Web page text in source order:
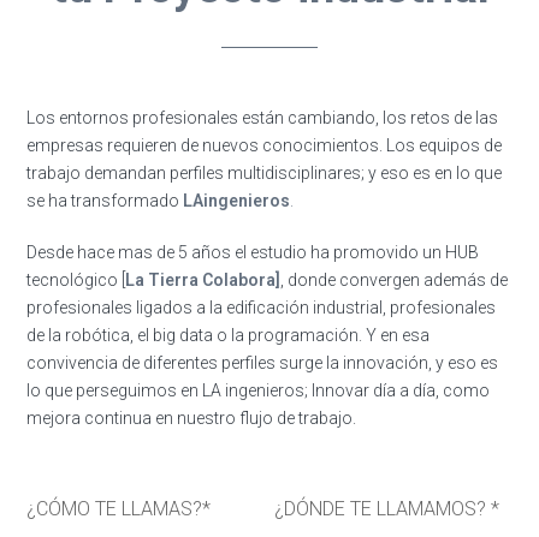
Los entornos profesionales están cambiando, los retos de las
empresas requieren de nuevos conocimientos. Los equipos de
trabajo demandan perfiles multidisciplinares; y eso es en lo que
se ha transformado LAingenieros
Desde hace mas de 5 años el estudio ha promovido un HUB
tecnológico [ La Tierra Colabora]
, donde convergen además de
profesionales ligados a la edificación industrial, profesionales
de la robótica, el big data o la programación. Y en esa
convivencia de diferentes perfiles surge la innovación, y eso es
lo que perseguimos en LA ingenieros; Innovar día a día, como
mejora continua en nuestro flujo de trabajo.
¿CÓMO TE LLAMAS?* ¿DÓNDE TE LLAMAMOS? *